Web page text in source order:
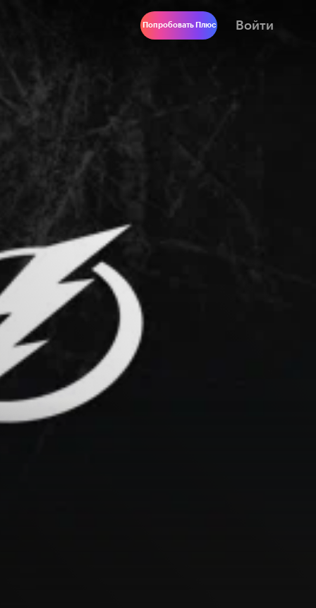
Попробовать Плюс Войти